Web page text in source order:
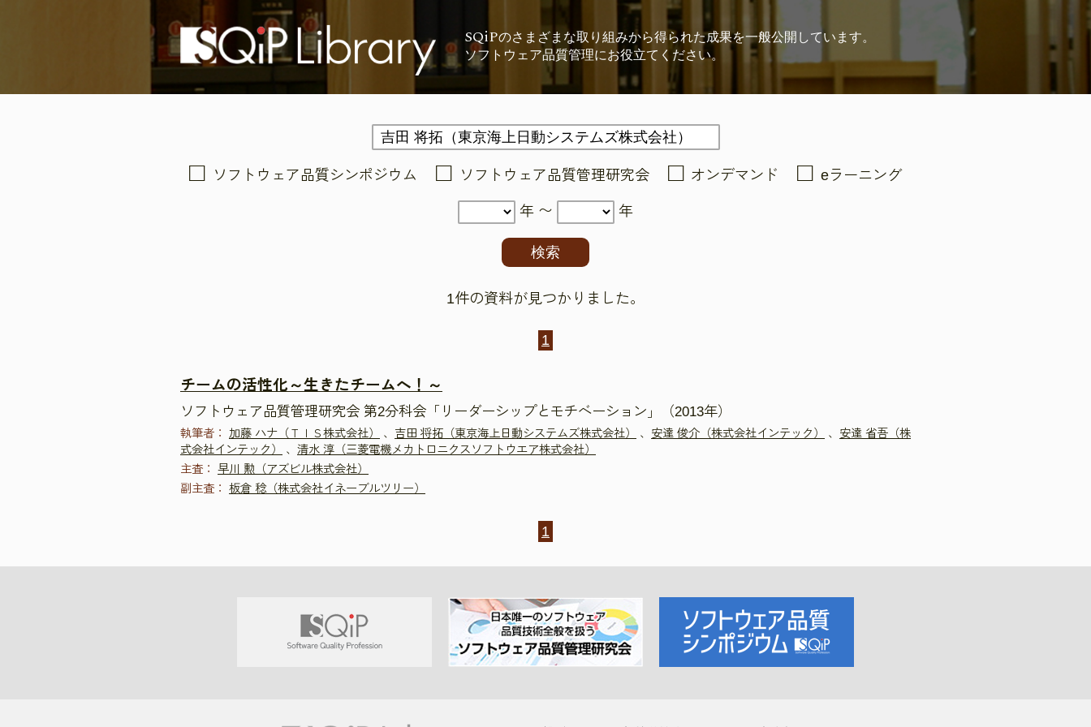
SQiPのさまざまな取り組みから得られた成果を一般公開しています。
ソフトウェア品質管理にお役立てください。
ソフトウェア品質シンポジウム ソフトウェア品質管理研究会 オンデマンド eラーニング
年 〜 年
1件の資料が見つかりました。
1
チームの活性化～生きたチームへ！～
ソフトウェア品質管理研究会 第2分科会「リーダーシップとモチベーション」（2013年）
執筆者： 加藤 ハナ（ＴＩＳ株式会社） 、 吉田 将拓（東京海上日動システムズ株式会社） 、 安達 俊介（株式会社インテック） 、 安達 省吾（株
式会社インテック）
、 清水 淳（三菱電機メカトロニクスソフトウエア株式会社）
主査：
早川 勲（アズビル株式会社）
副主査：
板倉 稔（株式会社イネーブルツリー）
1